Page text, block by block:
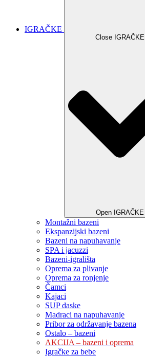
IGRAČKE
Close IGRAČKE
Open IGRAČKE
Montažni bazeni
Ekspanzijski bazeni
Bazeni na napuhavanje
SPA i jacuzzi
Bazeni-igrališta
Oprema za plivanje
Oprema za ronjenje
Čamci
Kajaci
SUP daske
Madraci na napuhavanje
Pribor za održavanje bazena
Ostalo – bazeni
AKCIJA – bazeni i oprema
Igračke za bebe